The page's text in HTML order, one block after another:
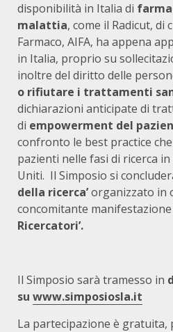
disponibilità in Italia di
malattia, come il Radicut, di
Farmaco, AIFA, ha appena
in Italia, proprio su
inoltre del diritto delle
o rifiutare i trattamenti
dichiarazioni anticipate di
di empowerment del
confronto le best practice
pazienti nelle fasi di ricerca
Uniti. Il Simposio si
della ricerca’organizzato in
concomitante manifestazione
Ricercatori’.
Il Simposio sarà tramesso in
su www.simposiosla.it
La partecipazione è gratuita,